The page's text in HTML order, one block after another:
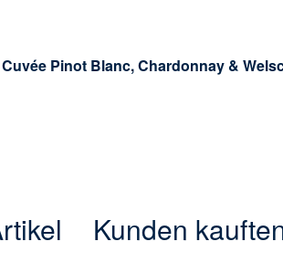
Pinot Blanc, Chardonnay &
Kunden